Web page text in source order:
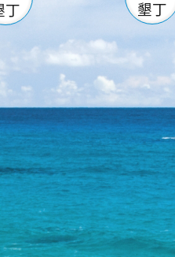
丁
墾丁